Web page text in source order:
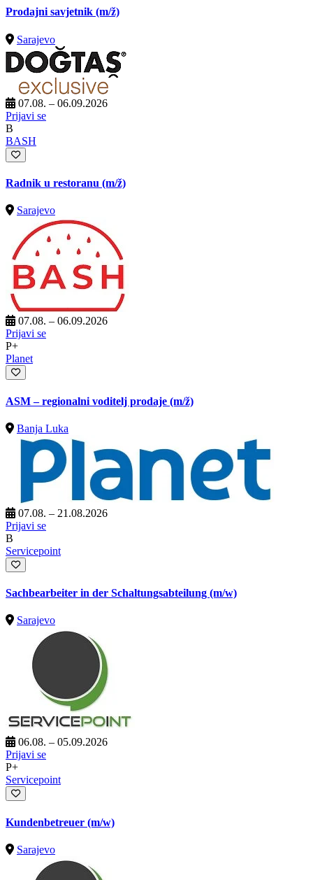
Prodajni savjetnik (m/ž)
Sarajevo
07.08. – 06.09.2026
Prijavi se
B
BASH
Radnik u restoranu (m/ž)
Sarajevo
07.08. – 06.09.2026
Prijavi se
P+
Planet
ASM – regionalni voditelj prodaje (m/ž)
Banja Luka
07.08. – 21.08.2026
Prijavi se
B
Servicepoint
Sachbearbeiter in der Schaltungsabteilung (m/w)
Sarajevo
06.08. – 05.09.2026
Prijavi se
P+
Servicepoint
Kundenbetreuer (m/w)
Sarajevo